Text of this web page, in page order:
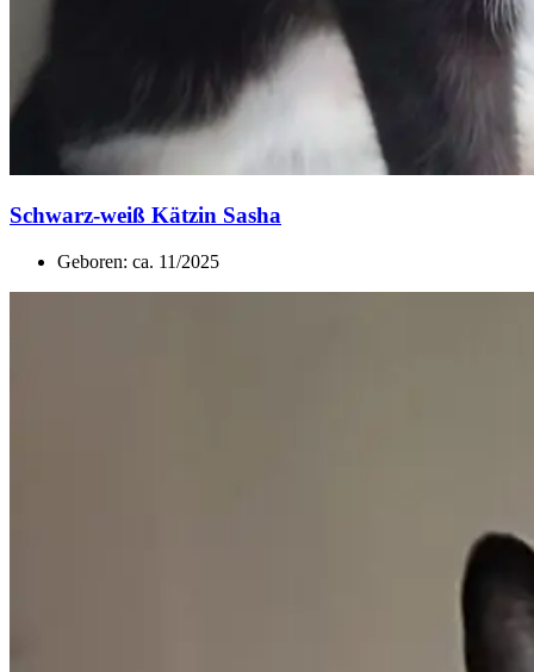
Schwarz-weiß Kätzin Sasha
Geboren: ca. 11/2025